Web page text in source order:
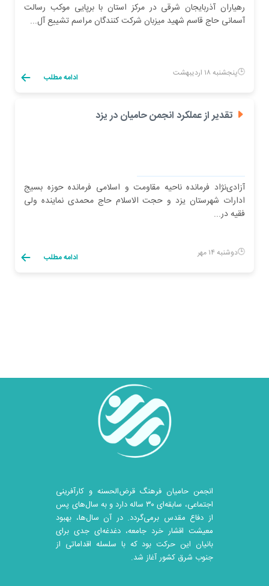
رهیاران آذربایجان شرقی در مرکز استان با برپایی موکب رسالت
آسمانی حاج قاسم شهید میزبان شرکت کنندگان مراسم تشییع آل...
پنجشنبه ۱۸ اردیبهشت ادامه مطلب
تقدیر از عملکرد انجمن حامیان در یزد
آزادی‌نژاد فرمانده ناحیه مقاومت و اسلامی فرمانده حوزه بسیج
ادارات شهرستان یزد و حجت الاسلام حاج محمدی نماینده ولی
فقیه در...
دوشنبه ۱۴ مهر ادامه مطلب
انجمن حامیان فرهنگ قرض‌الحسنه و کارآفرینی
اجتماعی، سابقه‌ای ۳۰ ساله دارد و به سال‌های پس
از دفاع مقدس برمی‌گردد. در آن سال‎‌ها، بهبود
معیشت اقشار خرد جامعه، دغدغه‌ای جدی برای
بانیان این حرکت بود که با سلسله اقداماتی از
جنوب شرق کشور آغاز شد.